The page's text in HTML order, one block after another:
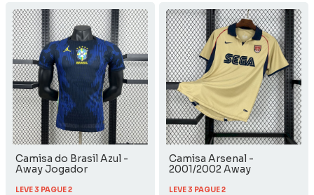
Camisa do Brasil Azul -
Away Jogador
LEVE 3 PAGUE 2
Camisa Arsenal -
2001/2002 Away
LEVE 3 PAGUE 2